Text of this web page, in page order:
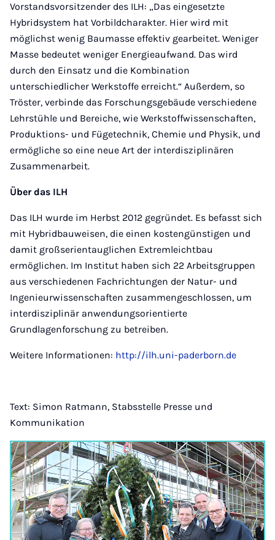
Vorstandsvorsitzender des ILH: „Das eingesetzte
Hybridsystem hat Vorbildcharakter. Hier wird mit
möglichst wenig Baumasse effektiv gearbeitet. Weniger
Masse bedeutet weniger Energieaufwand. Das wird
durch den Einsatz und die Kombination
unterschiedlicher Werkstoffe erreicht.“ Außerdem, so
Tröster, verbinde das Forschungsgebäude verschiedene
Lehrstühle und Bereiche, wie Werkstoffwissenschaften,
Produktions- und Fügetechnik, Chemie und Physik, und
ermögliche so eine neue Art der interdisziplinären
Zusammenarbeit.
Über das ILH
Das ILH wurde im Herbst 2012 gegründet. Es befasst sich
mit Hybridbauweisen, die einen kostengünstigen und
damit großserientauglichen Extremleichtbau
ermöglichen. Im Institut haben sich 22 Arbeitsgruppen
aus verschiedenen Fachrichtungen der Natur- und
Ingenieurwissenschaften zusammengeschlossen, um
interdisziplinär anwendungsorientierte
Grundlagenforschung zu betreiben.
Weitere Informationen: http://ilh.uni-paderborn.de
Text: Simon Ratmann, Stabsstelle Presse und
Kommunikation